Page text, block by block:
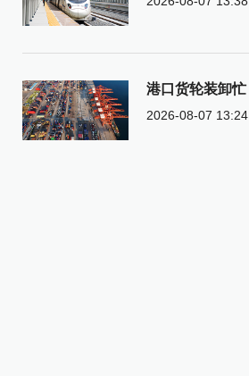
港口货轮装卸忙
2026-08-07 13:24